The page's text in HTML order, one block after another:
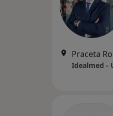
Praceta
Idealmed -